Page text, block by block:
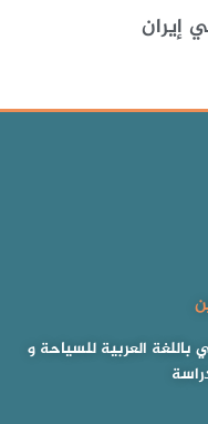
إيران
باللغة العربية للسياحة و